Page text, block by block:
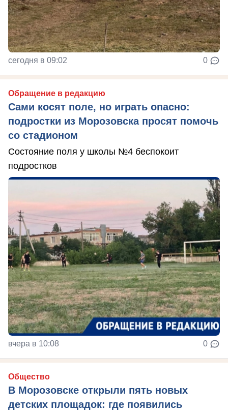
сегодня в 09:02 0
Обращение в редакцию
Сами косят поле, но играть опасно:
подростки из Морозовска просят помочь
со стадионом
Состояние поля у школы №4 беспокоит
подростков
вчера в 10:08 0
Общество
В Морозовске открыли пять новых
детских площадок: где появились